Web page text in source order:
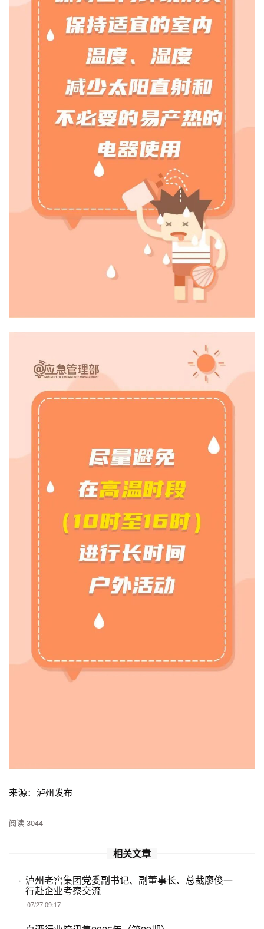
来源：泸州发布
阅读 3044
相关文章
· 泸州老窖集团党委副书记、副董事长、总裁廖俊一
行赴企业考察交流
07/27 09:17